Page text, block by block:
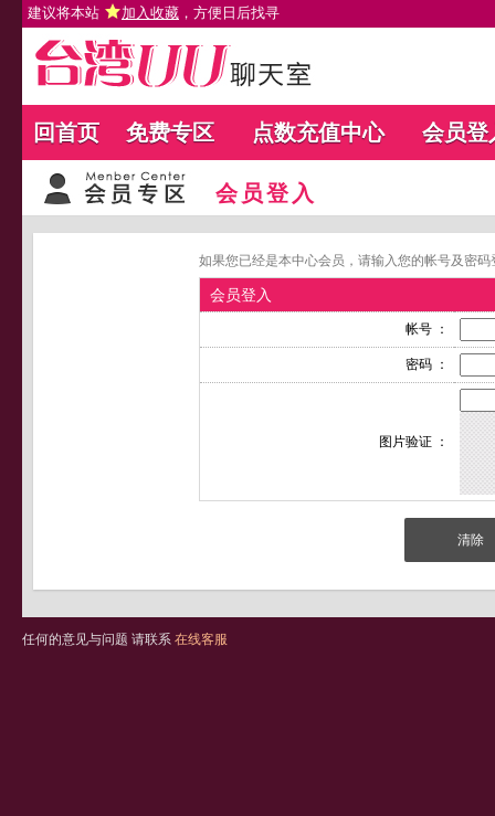
建议将本站 加入收藏 ，方便日后找寻
回首页 免费专区 点数充值中心 会员登
会员登入
如果您已经是本中心会员，请输入您的帐号及密
会员登入
帐号 ：
密码 ：
图片验证 ：
任何的意见与问题 请联系 在线客服